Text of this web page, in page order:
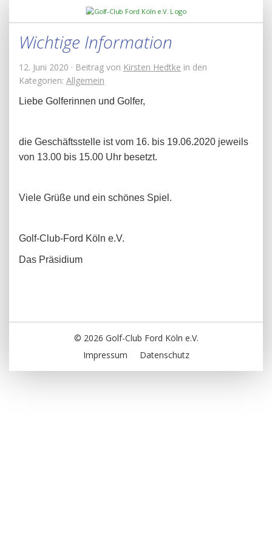
Wichtige Information
12. Juni 2020 · Beitrag von Kirsten Hedtke in den
Kategorien: Allgemein
Liebe Golferinnen und Golfer,
die Geschäftsstelle ist vom 16. bis 19.06.2020 jeweils
von 13.00 bis 15.00 Uhr besetzt.
Viele Grüße und ein schönes Spiel.
Golf-Club-Ford Köln e.V.
Das Präsidium
© 2026 Golf-Club Ford Köln e.V.
Impressum
Datenschutz